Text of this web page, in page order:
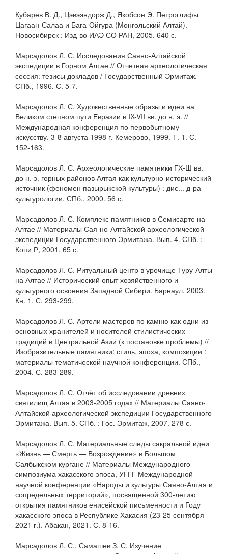
Кубарев В. Д., Цэвээндорж Д., Якобсон Э. Петроглифы
Цагаан-Салаа и Бага-Ойгура (Монгольский Алтай).
Новосибирск : Изд-во ИАЭ СО РАН, 2005. 640 с.
Марсадолов Л. С. Исследования Саяно-Алтайской
экспедиции в Горном Алтае // Отчетная археологическая
сессия: тезисы докладов / Государственный Эрмитаж.
СПб., 1996. С. 5-7.
Марсадолов Л. С. Художественные образы и идеи на
Великом степном пути Евразии в IX-VII вв. до н. э. //
Международная конференция по первобытному
искусству. 3-8 августа 1998 г. Кемерово, 1999. Т. 1. С.
152-163.
Марсадолов Л. С. Археологические памятники ГХ-Ш вв.
до н. э. горных районов Алтая как культурно-исторический
источник (феномен пазырыкской культуры) : дис... д-ра
культурологии. СПб., 2000. 56 с.
Марсадолов Л. С. Комплекс памятников в Семисарте на
Алтае // Материалы Сая-но-Алтайской археологической
экспедиции Государственного Эрмитажа. Вып. 4. СПб. :
Копи Р, 2001. 65 с.
Марсадолов Л. С. Ритуальный центр в урочище Туру-Алты
на Алтае // Исторический опыт хозяйственного и
культурного освоения Западной Сибири. Барнаул, 2003.
Кн. 1. С. 293-299.
Марсадолов Л. С. Артели мастеров по камню как одни из
основных хранителей и носителей стилистических
традиций в Центральной Азии (к постановке проблемы) //
Изобразительные памятники: стиль, эпоха, композиции :
материалы тематической научной конференции. СПб.,
2004. С. 283-289.
Марсадолов Л. С. Отчёт об исследовании древних
святилищ Алтая в 2003-2005 годах // Материалы Саяно-
Алтайской археологической экспедиции Государственного
Эрмитажа. Вып. 5. СПб. : Гос. Эрмитаж, 2007. 278 с.
Марсадолов Л. С. Материальные следы сакральной идеи
«Жизнь — Смерть — Возрождение» в Большом
Салбыкском кургане // Материалы Международного
симпозиума хакасского эпоса, УГГГ Международной
научной конференции «Народы и культуры Саяно-Алтая и
сопредельных территорий», посвященной 300-летию
открытия памятников енисейской письменности и Году
хакасского эпоса в Республике Хакасия (23-25 сентября
2021 г.). Абакан, 2021. С. 8-16.
Марсадолов Л. С., Самашев З. С. Изучение